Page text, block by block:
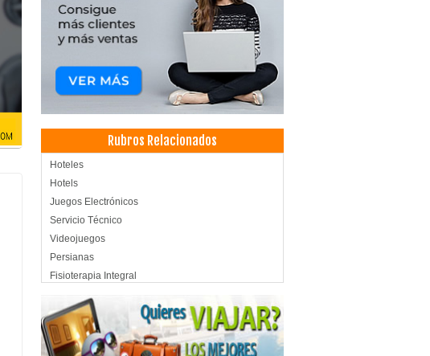
Rubros Relacionados
Hoteles
Hotels
Juegos Electrónicos
Servicio Técnico
Videojuegos
Persianas
Fisioterapia Integral
Kinesiología
Importaciones
Importación de Mercadería